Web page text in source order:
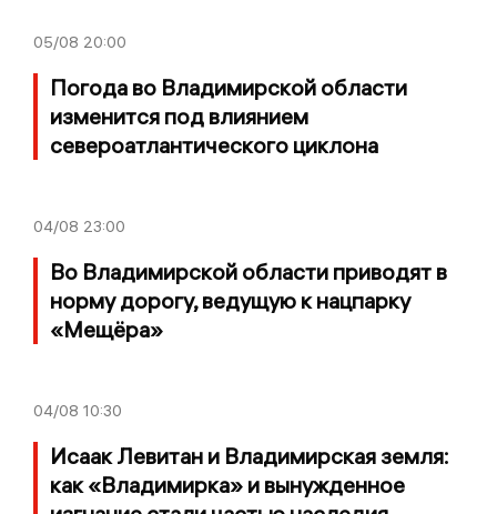
05/08 20:00
Погода во Владимирской области
изменится под влиянием
североатлантического циклона
04/08 23:00
Во Владимирской области приводят в
норму дорогу, ведущую к нацпарку
«Мещёра»
04/08 10:30
Исаак Левитан и Владимирская земля:
как «Владимирка» и вынужденное